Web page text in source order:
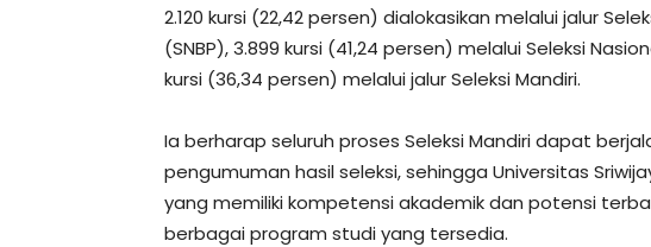
2.120 kursi (22,42 persen) dialokasikan melalui jalur
(SNBP), 3.899 kursi (41,24 persen) melalui Seleksi
kursi (36,34 persen) melalui jalur Seleksi Mandiri.
Ia berharap seluruh proses Seleksi Mandiri dapat
pengumuman hasil seleksi, sehingga Universitas
yang memiliki kompetensi akademik dan potensi
berbagai program studi yang tersedia.